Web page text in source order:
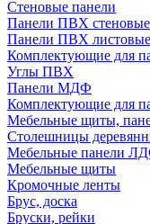
Стеновые панели
Панели ПВХ стеновые
Панели ПВХ листовые
Комплектующие для
Углы ПВХ
Панели МДФ
Комплектующие для
Мебельные щиты,
Столешницы
Мебельные панели
Мебельные щиты
Кромочные ленты
Брус, доска
Бруски, рейки